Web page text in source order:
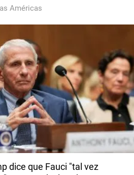
Américas
dice que Fauci "tal vez